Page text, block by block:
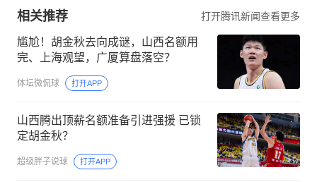
相关推荐 打开腾讯新闻查看更多
尴尬！胡金秋去向成谜，山西名额用
完、上海观望，广厦算盘落空？
体坛微侃球 打开APP
山西腾出顶薪名额准备引进强援 已锁
定胡金秋？
超级胖子说球 打开APP